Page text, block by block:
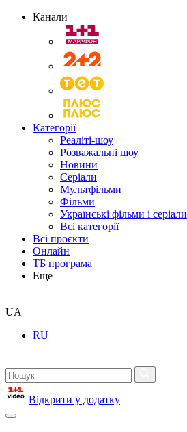
Канали
Категорії
Реаліті-шоу
Розважальні шоу
Новини
Серіали
Мультфільми
Фільми
Українські фільми і серіали
Всі категорії
Всі проєкти
Онлайн
ТБ програма
Еще
UA
RU
Відкрити у додатку